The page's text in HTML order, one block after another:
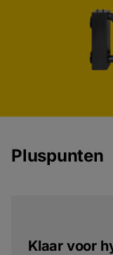
Pluspunten
Klaar voor